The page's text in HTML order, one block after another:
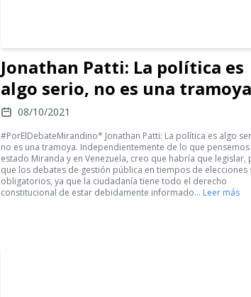
Jonathan Patti: La política es
algo serio, no es una tramoya
08/10/2021
#PorElDebateMirandino* Jonathan Patti: La política es algo
no es una tramoya. Independientemente de lo que pensemos
estado Miranda y en Venezuela, creo que habría que legislar,
que los debates de gestión pública en tiempos de elecciones
obligatorios, ya que la ciudadanía tiene todo el derecho
constitucional de estar debidamente informado… Leer más